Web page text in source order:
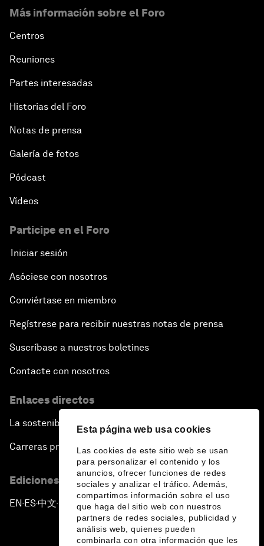
Esta página web usa cookies
Las cookies de este sitio web se usan
para personalizar el contenido y los
anuncios, ofrecer funciones de redes
sociales y analizar el tráfico. Además,
compartimos información sobre el uso
que haga del sitio web con nuestros
partners de redes sociales, publicidad y
análisis web, quienes pueden
combinarla con otra información que les
Más información sobre el Foro
Centros
Reuniones
Partes interesadas
Historias del Foro
Notas de prensa
Galería de fotos
Pódcast
Vídeos
Participe en el Foro
Iniciar sesión
Asóciese con nosotros
Conviértase en miembro
Regístrese para recibir nuestras notas de prensa
Suscríbase a nuestros boletines
Contacte con nosotros
Enlaces directos
La sostenibilidad en el Foro
Carreras profesionales
Ediciones en otros idiomas
EN ▪ ES▪中文▪ 日本語